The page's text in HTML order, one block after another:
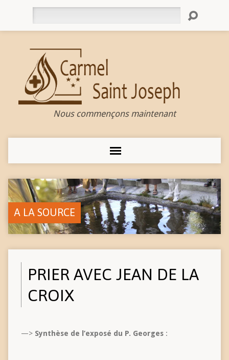
Nous commençons maintenant
A LA SOURCE
PRIER AVEC JEAN DE LA
CROIX
—> Synthèse de l’exposé du P. Georges: